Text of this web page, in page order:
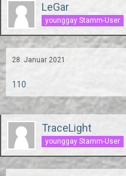
LeGar
younggay Stamm-User
28. Januar 2021
110
TraceLight
younggay Stamm-User